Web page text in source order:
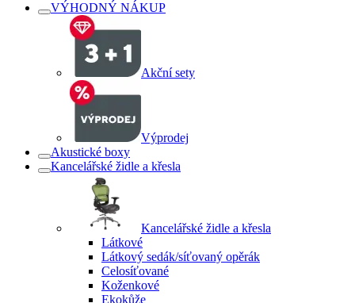
VÝHODNÝ NÁKUP
Akční sety
Výprodej
Akustické boxy
Kancelářské židle a křesla
Kancelářské židle a křesla
Látkové
Látkový sedák/síťovaný opěrák
Celosíťované
Koženkové
Ekokůže